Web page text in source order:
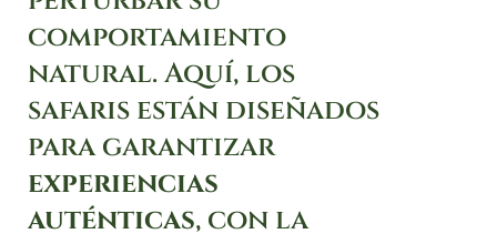
comportamiento
natural. Aquí, los
safaris están diseñados
para garantizar
experiencias
auténticas, con la